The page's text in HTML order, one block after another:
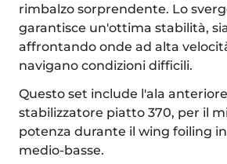
rimbalzo sorprendente. Lo
garantisce un'ottima stabilità,
affrontando onde ad alta
navigano condizioni difficili.
Questo set include l'ala
stabilizzatore piatto 370, per il
potenza durante il wing foiling
medio-basse.